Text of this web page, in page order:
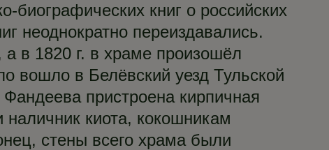
биографических книг о российских
неоднократно переиздавались.
в 1820 г. в храме произошёл
вошло в Белёвский уезд Тульской
пристроена кирпичная
киота, кокошникам
стены всего храма были